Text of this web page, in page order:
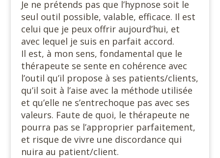
Je ne prétends pas que l’hypnose soit le
seul outil possible, valable, efficace. Il est
celui que je peux offrir aujourd’hui, et
avec lequel je suis en parfait accord.
Il est, à mon sens, fondamental que le
thérapeute se sente en cohérence avec
l’outil qu’il propose à ses patients/clients,
qu’il soit à l’aise avec la méthode utilisée
et qu’elle ne s’entrechoque pas avec ses
valeurs. Faute de quoi, le thérapeute ne
pourra pas se l’approprier parfaitement,
et risque de vivre une discordance qui
nuira au patient/client.